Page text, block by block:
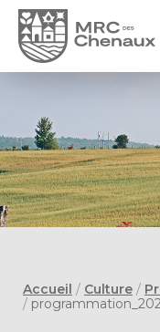
Accueil / Culture /
/